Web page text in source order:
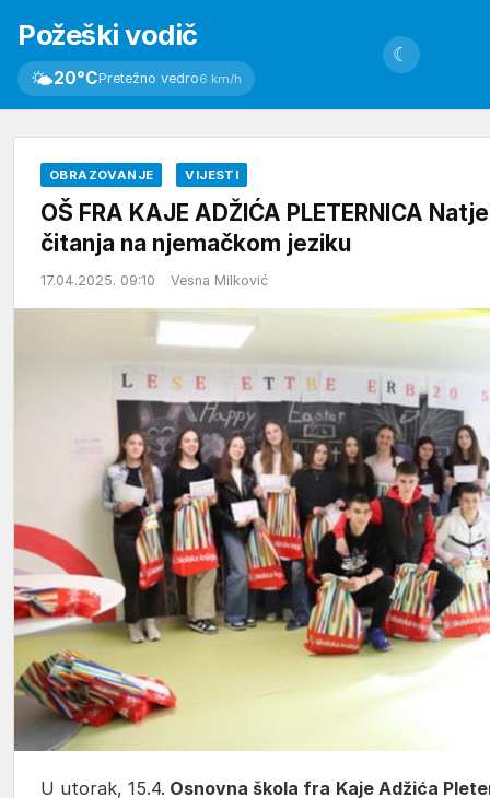
Požeški vodič
🌤20°CPretežno vedro6 km/h
☾
OBRAZOVANJE VIJESTI
OŠ FRA KAJE ADŽIĆA PLETERNICA
čitanja na njemačkom jeziku
17.04.2025. 09:10 Vesna Milković
U utorak, 15.4. Osnovna škola fra Kaje Adžića